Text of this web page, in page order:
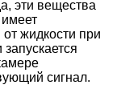
эти вещества
от жидкости при
сигнал.